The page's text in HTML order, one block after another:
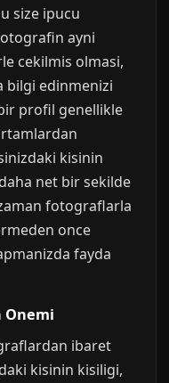
size ipucu
ayni
cekilmis olmasi,
bilgi edinmenizi
profil genellikle
kisinin
net bir sekilde
fotograflarla
once
fayda
ibaret
kisinin kisiligi,